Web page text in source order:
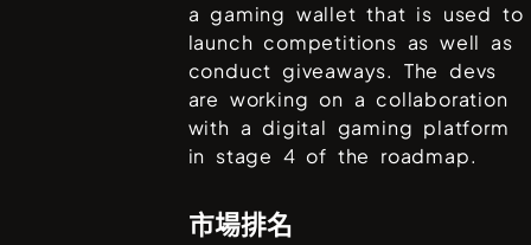
a gaming wallet that is used to
launch competitions as well as
conduct giveaways. The devs
are working on a collaboration
with a digital gaming platform
in stage 4 of the roadmap.
市場排名